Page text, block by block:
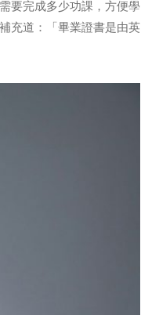
要完成多少功課，方便學
充道：「畢業證書是由英